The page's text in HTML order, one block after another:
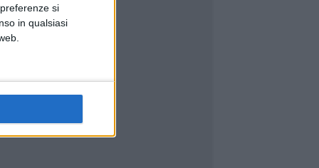
si
in qualsiasi